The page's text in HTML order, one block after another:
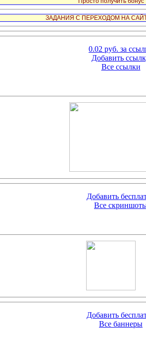
ЗАДАНИЯ С ПЕРЕХОДОМ НА
0.02 руб. за
Добавить
Все ссылки
Добавить
Все
Добавить
Все баннеры